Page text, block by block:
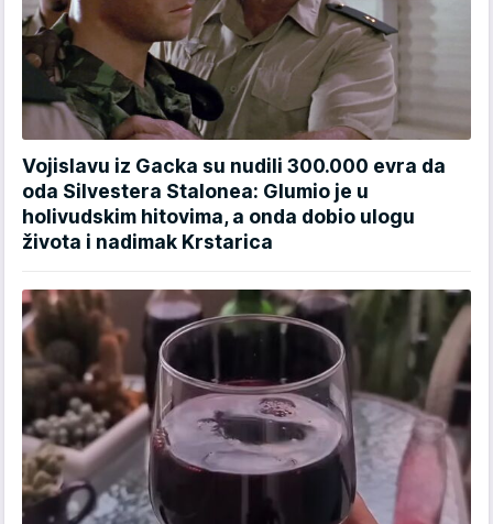
Vojislavu iz Gacka su nudili 300.000 evra da
oda Silvestera Stalonea: Glumio je u
holivudskim hitovima, a onda dobio ulogu
života i nadimak Krstarica